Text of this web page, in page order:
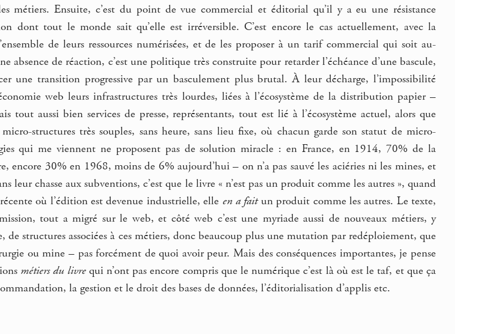
métiers. Ensuite, c’est du point de vue commercial et éditorial qu’il y a eu une résistance
dont tout le monde sait qu’elle est irréversible. C’est encore le cas actuellement, avec la
de leurs ressources numérisées, et de les proposer à un tarif commercial qui soit au-
absence de réaction, c’est une politique très construite pour retarder l’échéance d’une bascule,
une transition progressive par un basculement plus brutal. À leur décharge, l’impossibilité
web leurs infrastructures très lourdes, liées à l’écosystème de la distribution papier –
tout aussi bien services de presse, représentants, tout est lié à l’écosystème actuel, alors que
structures très souples, sans heure, sans lieu fixe, où chacun garde son statut de micro-
qui me viennent ne proposent pas de solution miracle : en France, en 1914, 70% de la
encore 30% en 1968, moins de 6% aujourd’hui – on n’a pas sauvé les aciéries ni les mines, et
leur chasse aux subventions, c’est que le livre « n’est pas un produit comme les autres », quand
où l’édition est devenue industrielle, elle en a faitun produit comme les autres. Le texte,
tout a migré sur le web, et côté web c’est une myriade aussi de nouveaux métiers, y
structures associées à ces métiers, donc beaucoup plus une mutation par redéploiement, que
ou mine – pas forcément de quoi avoir peur. Mais des conséquences importantes, je pense
métiers du livrequi n’ont pas encore compris que le numérique c’est là où est le taf, et que ça
la gestion et le droit des bases de données, l’éditorialisation d’applis etc.